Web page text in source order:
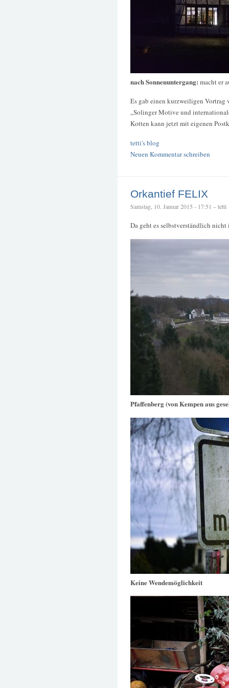
nach Sonnenuntergang: macht er
Es gab einen kurzweiligen Vortrag
„Solinger Motive und
Kotten kann jetzt mit eigenen
tetti's blog
Neuen Kommentar schreiben
Orkantief FELIX
Samstag, 10. Januar 2015 - 17:51 – tetti
Da geht es selbstverständlich nicht
Pfaffenberg (von Kempen aus
Keine Wendemöglichkeit